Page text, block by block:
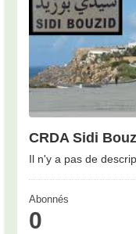
CRDA Sidi
Il n'y a pas de
Abonnés
0